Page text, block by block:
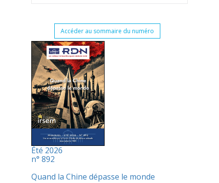
Accéder au sommaire du numéro
Été 2026
n° 892
Quand la Chine dépasse le monde